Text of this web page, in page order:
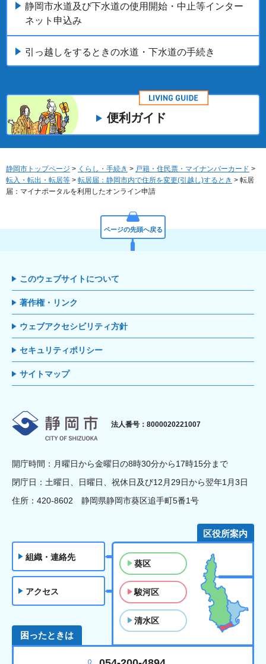
静岡市水道及び下水道の使用開始・中止等インター
ネット申込み
引っ越しをするときの水道・下水道の手続き
便利ガイド
静岡市トップページ > くらし・手続き > 戸籍・住民票・マイナンバーカード >
転入・転出・転居等 > 転居届：静岡市内で住所を変更(引越し)するとき > 転居
届：マイナポータルを利用したオンライン申請
ページの先頭へ戻る
このウェブサイトについて
著作権・リンク
ウェブアクセシビリティ方針
セキュリティポリシー
サイトマップ
静岡市
法人番号：8000020221007
開庁時間：月曜日から金曜日の8時30分から17時15分まで
閉庁日：土曜日、日曜日、祝休日及び12月29日から翌年1月3日
住所：420-8602 静岡県静岡市葵区追手町5番1号
組織・連絡先
アクセス
区役所案内
葵区
駿河区
清水区
困ったときは